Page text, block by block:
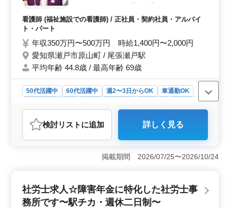
と知識がチームに貢献しています。安心の介護と快適な
空間を提供し、充実したキャリアを築くことが可能で
す。経験豊富な方々がお互いをサポートし合いながら、
より良いケアを提供することができます。
致します・・・ ・業務内容・ バイタルチェ
ック 家族の支援・相談 カテーテル交換やケ
124日 残業少なめ ベテランの看護師さん大
歓迎致します！ 皆様のご応募お待ちしてお
ります！
看護師 (福祉施設での看護師) / 正社員・契約社員・アルバイ
ト・パート
年収350万円〜500万円 時給1,400円〜2,000円
愛知県瀬戸市原山町 / 尾張瀬戸駅
平均年齢 44.8歳 / 最高年齢 69歳
50代活躍中 60代活躍中 週2〜3日からOK
車通勤OK
おすすめポイント
＜ベテラン看護師歓迎の福祉施設＞ 愛知県瀬戸市原山
町に位置する福祉施設では、週5日勤務可能なベテランの
看護師を募集しています。バイタルチェックや家族への
心身のケアに貢献し、地域社会に貢献するやりがいを感
じることができます。 ＜働きやすさ＞ 車通勤が可
検討リスト に追加 詳しく見る
掲載期間 2026/07/25〜2026/10/24
社労士求人☆障害年金に特化した社労士事
務所です〜駅チカ・週休二日制〜